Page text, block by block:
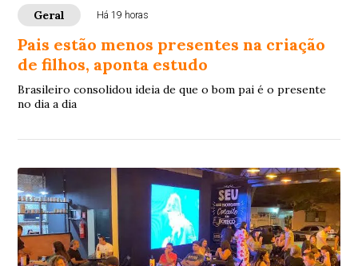
Geral Há 19 horas
Pais estão menos presentes na criação
de filhos, aponta estudo
Brasileiro consolidou ideia de que o bom pai é o presente
no dia a dia